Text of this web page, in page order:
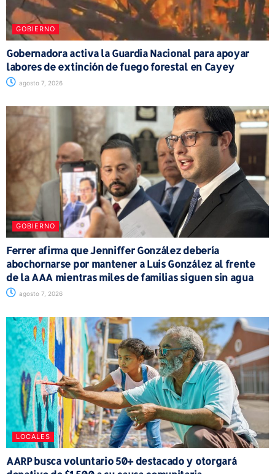
GOBIERNO
Gobernadora activa la Guardia Nacional para apoyar
labores de extinción de fuego forestal en Cayey
agosto 7, 2026
GOBIERNO
Ferrer afirma que Jenniffer González debería
abochornarse por mantener a Luis González al frente
de la AAA mientras miles de familias siguen sin agua
agosto 7, 2026
LOCALES
AARP busca voluntario 50+ destacado y otorgará